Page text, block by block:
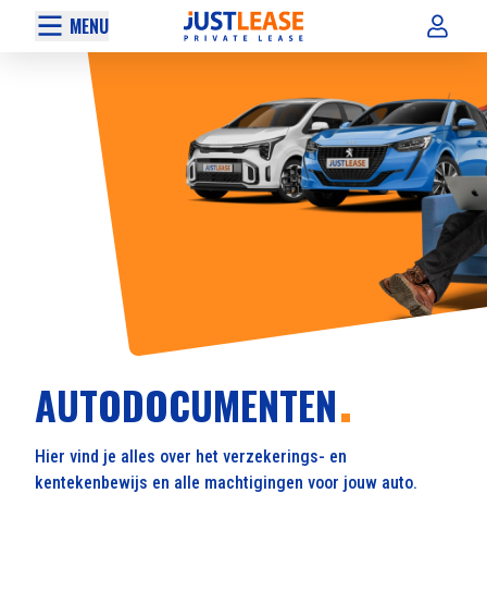
MENU
AUTODOCUMENTEN
Hier vind je alles over het verzekerings- en
kentekenbewijs en alle machtigingen voor jouw auto.